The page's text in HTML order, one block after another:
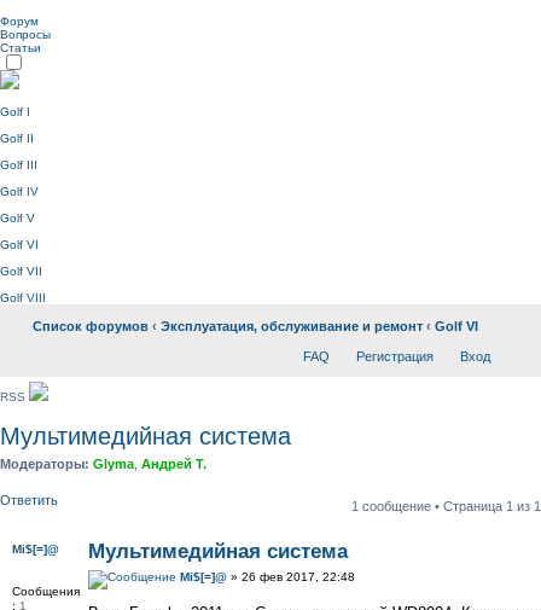
Форум
Вопросы
Статьи
Golf I
Golf II
Golf III
Golf IV
Golf V
Golf VI
Golf VII
Golf VIII
Список форумов ‹ Эксплуатация, обслуживание и ремонт ‹ Golf VI
FAQ Регистрация Вход
RSS
Мультимедийная система
Модераторы: Glyma Андрей Т.
Ответить 1 сообщение • Страница 1 из 1
Мультимедийная система
Мi$[=]@ » 26 фев 2017, 22:48
Мi$[=]@
Сообщения
: 1